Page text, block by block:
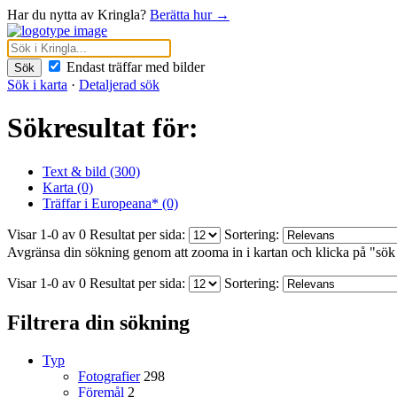
Har du nytta av Kringla? Berätta hur →
Sök
Endast träffar med bilder
Sök i karta · Detaljerad sök
Sökresultat för:
Text & bild (300)
Karta (0)
Träffar i Europeana* (0)
Visar 1-0 av 0 Resultat per sida:
Sortering:
Avgränsa din sökning genom att zooma in i kartan och klicka på
Visar 1-0 av 0 Resultat per sida: Sortering:
Filtrera din sökning
Typ
Fotografier 298
Föremål 2